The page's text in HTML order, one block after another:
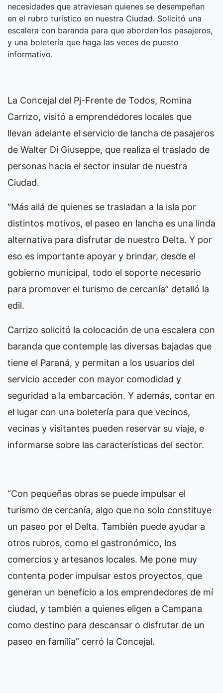
necesidades que atraviesan quienes se desempeñan
en el rubro turístico en nuestra Ciudad. Solicitó una
escalera con baranda para que aborden los pasajeros,
y una boletería que haga las veces de puesto
informativo.
La Concejal del Pj-Frente de Todos, Romina
Carrizo, visitó a emprendedores locales que
llevan adelante el servicio de lancha de pasajeros
de Walter Di Giuseppe, que realiza el traslado de
personas hacia el sector insular de nuestra
Ciudad.
“Más allá de quienes se trasladan a la isla por
distintos motivos, el paseo en lancha es una linda
alternativa para disfrutar de nuestro Delta. Y por
eso es importante apoyar y brindar, desde el
gobierno municipal, todo el soporte necesario
para promover el turismo de cercanía” detalló la
edil.
Carrizo solicitó la colocación de una escalera con
baranda que contemple las diversas bajadas que
tiene el Paraná, y permitan a los usuarios del
servicio acceder con mayor comodidad y
seguridad a la embarcación. Y además, contar en
el lugar con una boletería para que vecinos,
vecinas y visitantes pueden reservar su viaje, e
informarse sobre las características del sector.
“Con pequeñas obras se puede impulsar el
turismo de cercanía, algo que no solo constituye
un paseo por el Delta. También puede ayudar a
otros rubros, como el gastronómico, los
comercios y artesanos locales. Me pone muy
contenta poder impulsar estos proyectos, que
generan un beneficio a los emprendedores de mí
ciudad, y también a quienes eligen a Campana
como destino para descansar o disfrutar de un
paseo en familia” cerró la Concejal.